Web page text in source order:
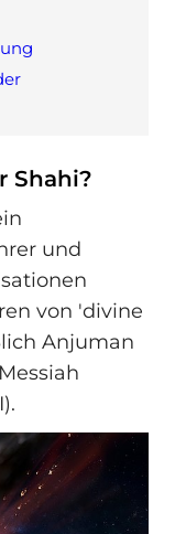
Shahi?
und
von 'divine
Anjuman